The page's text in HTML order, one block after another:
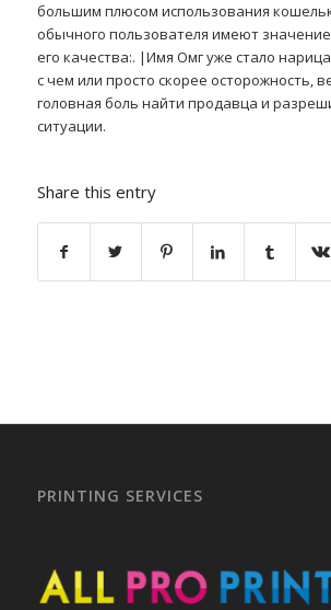
большим плюсом использования
обычного пользователя имеют
его качества:. |Имя Омг уже стало
с чем или просто скорее осторожность,
головная боль найти продавца и
ситуации.
Share this entry
PRINTING SERVICES